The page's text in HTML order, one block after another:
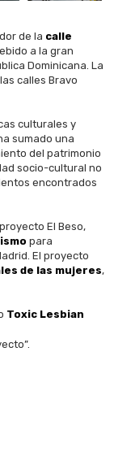
de la calle
a la gran
Dominicana. La
calles Bravo
culturales y
sumado una
del patrimonio
socio-cultural no
encontrados
El Beso,
para
El proyecto
de las mujeres,
Toxic Lesbian